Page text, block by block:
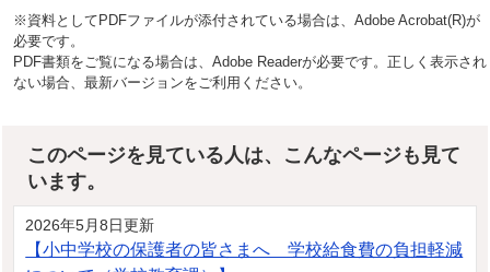
※資料としてPDFファイルが添付されている場合は、Adobe Acrobat(R)が
必要です。
PDF書類をご覧になる場合は、Adobe Readerが必要です。正しく表示され
ない場合、最新バージョンをご利用ください。
このページを見ている人は、こんなページも見て
います。
2026年5月8日更新
【小中学校の保護者の皆さまへ 学校給食費の負担軽減